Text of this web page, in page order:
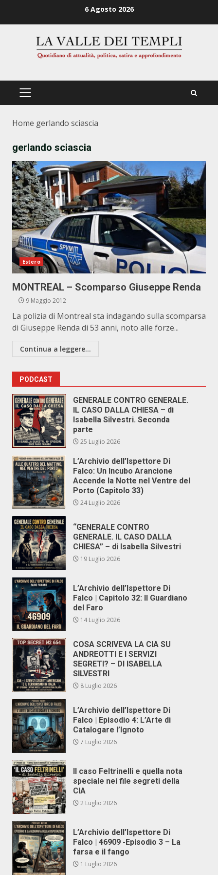
6 Agosto 2026
PRIMÄRES
Home gerlando sciascia
gerlando sciascia
Estero
MONTREAL – Scomparso Giuseppe Renda
9 Maggio 2012
La polizia di Montreal sta indagando sulla scomparsa
di Giuseppe Renda di 53 anni, noto alle forze...
Continua a leggere...
PODCAST
GENERALE CONTRO GENERALE.
IL CASO DALLA CHIESA – di
Isabella Silvestri. Seconda
parte
25 Luglio 2026
L’Archivio dell’Ispettore Di
Falco: Un Incubo Arancione
Accende la Notte nel Ventre del
Porto (Capitolo 33)
24 Luglio 2026
“GENERALE CONTRO
GENERALE. IL CASO DALLA
CHIESA” – di Isabella Silvestri
19 Luglio 2026
L’Archivio dell’Ispettore Di
Falco | Capitolo 32: Il Guardiano
del Faro
14 Luglio 2026
COSA SCRIVEVA LA CIA SU
ANDREOTTI E I SERVIZI
SEGRETI? – DI ISABELLA
SILVESTRI
8 Luglio 2026
L’Archivio dell’Ispettore Di
Falco | Episodio 4: L’Arte di
Catalogare l’Ignoto
7 Luglio 2026
Il caso Feltrinelli e quella nota
speciale nei file segreti della
CIA
2 Luglio 2026
L’Archivio dell’Ispettore Di
Falco | 46909 -Episodio 3 – La
farsa e il fango
1 Luglio 2026